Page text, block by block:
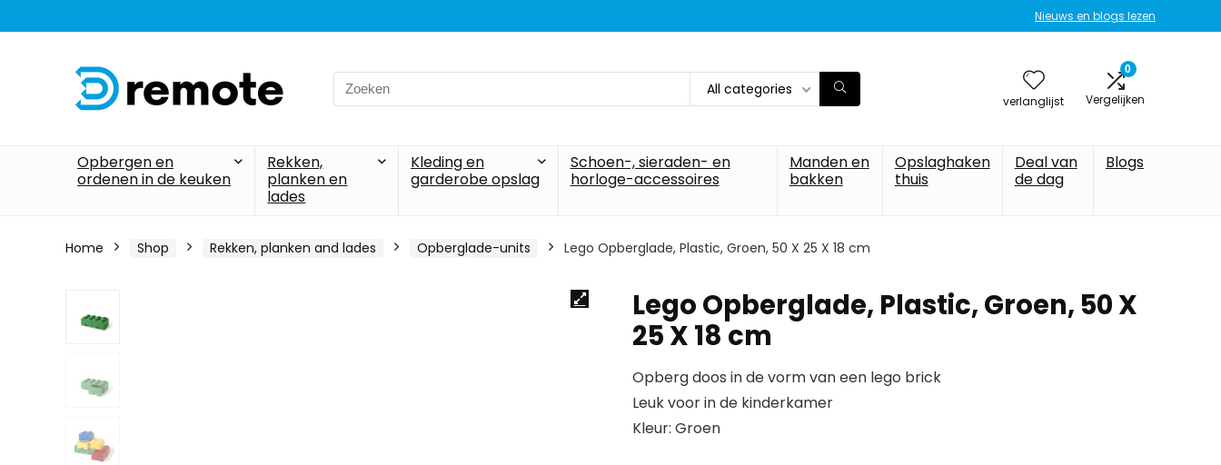
Nieuws en blogs lezen
Search
for:
All categories
verlanglijst
0
Vergelijken
Opbergen en
ordenen in de keuken
Rekken,
planken en
lades
Kleding en
garderobe opslag
Schoen-, sieraden- en
horloge-accessoires
Manden en
bakken
Opslaghaken
thuis
Deal van
de dag
Blogs
Home Shop Rekken, planken and lades Opberglade-units Lego Opberglade, Plastic, Groen, 50 X 25 X 18 cm
Lego Opberglade, Plastic, Groen, 50 X
25 X 18 cm
Opberg doos in de vorm van een lego brick
Leuk voor in de kinderkamer
Kleur: Groen